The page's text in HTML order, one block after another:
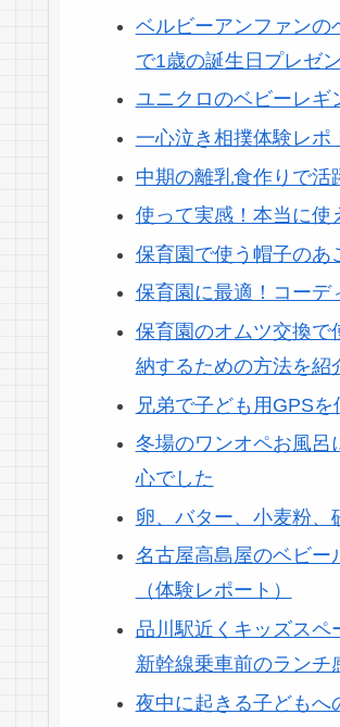
ベルビーアンファンの
で1歳の誕生日プレゼ
ユニクロのベビーレギ
一心泣き相撲体験レポ
中期の離乳食作りで活
使って実感！本当に使
保育園で使う帽子のあ
保育園に最適！コーデ
保育園のオムツ交換で
納するための方法を紹
兄弟で子ども用GPS
冬場のワンオペお風呂
心でした
卵、バター、小麦粉
名古屋高島屋のベビー
（体験レポート）
品川駅近くキッズスペ
新幹線乗車前のランチ
夜中に起きる子どもへ